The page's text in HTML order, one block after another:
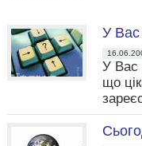
У Вас
У Вас
що